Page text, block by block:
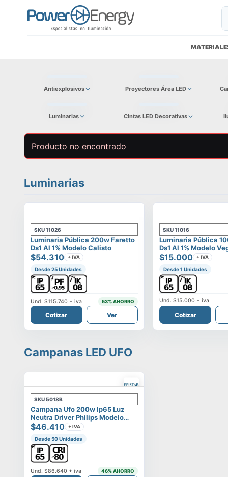
Antiexplosivos Proyectores Área LED
Luminarias Cintas LED Decorativas
Producto no encontrado
Luminarias
SKU11026
Luminaria Pública 200w Faretto
Ds1 Al 1% Modelo Calisto
$54.310 + IVA
Desde 25 Unidades
Und.$115.740 + iva 53% AHORRO
Cotizar Ver
SKU11016
Luminaria Pública
Ds1 Al 1% Modelo
$15.000 + IVA
Desde 1 Unidades
Und.$15.000 + iva
Cotizar
Campanas LED UFO
SKU5018B
Campana Ufo 200w Ip65 Luz
Neutra Driver Philips Modelo
Eltanin
$46.410 + IVA
Desde 50 Unidades
Und.$86.640 + iva 46% AHORRO